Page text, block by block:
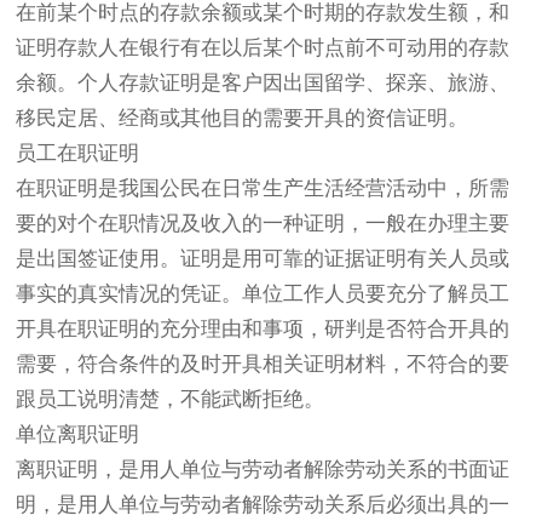
在前某个时点的存款余额或某个时期的存款发生额，和
证明存款人在银行有在以后某个时点前不可动用的存款
余额。个人存款证明是客户因出国留学、探亲、旅游、
移民定居、经商或其他目的需要开具的资信证明。
员工在职证明
在职证明是我国公民在日常生产生活经营活动中，所需
要的对个在职情况及收入的一种证明，一般在办理主要
是出国签证使用。证明是用可靠的证据证明有关人员或
事实的真实情况的凭证。单位工作人员要充分了解员工
开具在职证明的充分理由和事项，研判是否符合开具的
需要，符合条件的及时开具相关证明材料，不符合的要
跟员工说明清楚，不能武断拒绝。
单位离职证明
离职证明，是用人单位与劳动者解除劳动关系的书面证
明，是用人单位与劳动者解除劳动关系后必须出具的一